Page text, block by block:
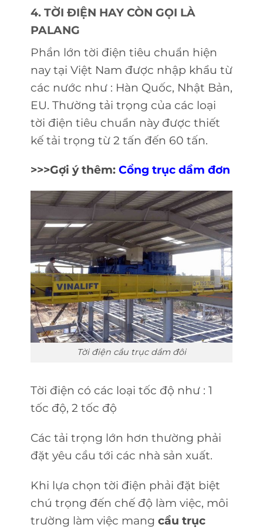
4. TỜI ĐIỆN HAY CÒN GỌI LÀ
PALANG
Phần lớn tời điện tiêu chuẩn hiện
nay tại Việt Nam được nhập khẩu từ
các nước như : Hàn Quốc, Nhật Bản,
EU. Thường tải trọng của các loại
tời điện tiêu chuẩn này được thiết
kế tải trọng từ 2 tấn đến 60 tấn.
>>>Gợi ý thêm: Cổng trục dầm đơn
Tời điện cầu trục dầm đôi
Tời điện có các loại tốc độ như : 1
tốc độ, 2 tốc độ
Các tải trọng lớn hơn thường phải
đặt yêu cầu tới các nhà sản xuất.
Khi lựa chọn tời điện phải đặt biệt
chú trọng đến chế độ làm việc, môi
trường làm việc mang cầu trục